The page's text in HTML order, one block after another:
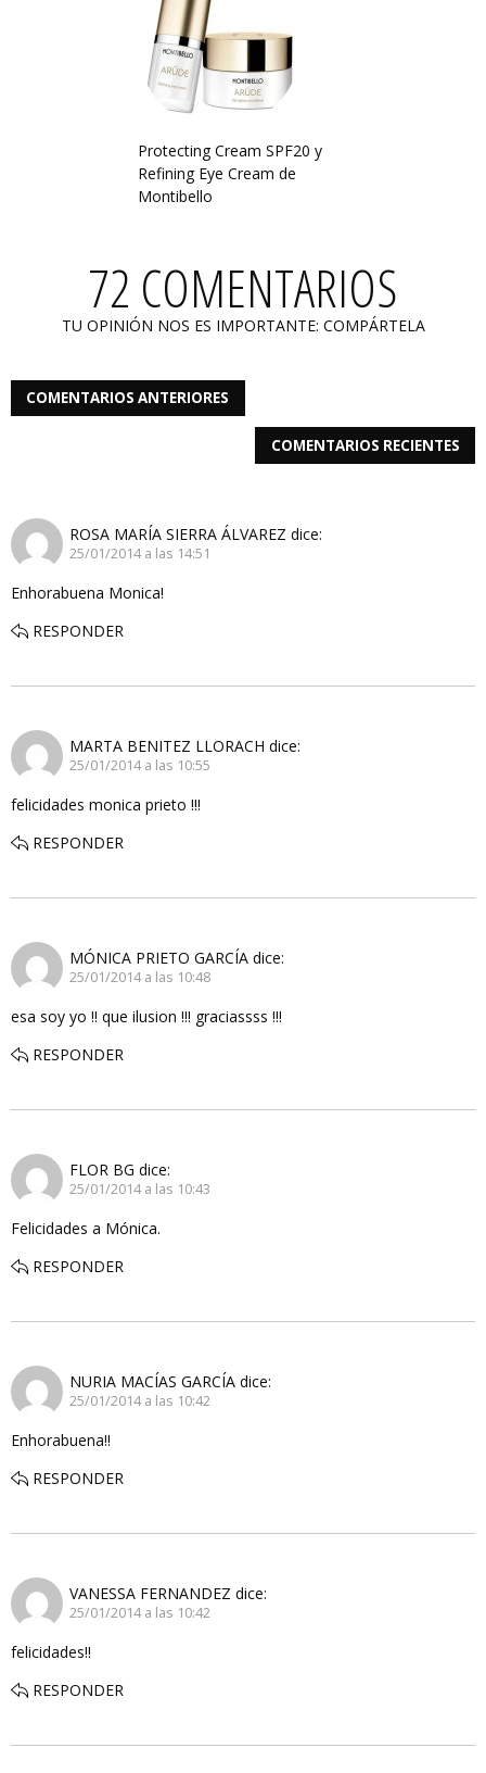
Protecting Cream SPF20 y
Refining Eye Cream de
Montibello
72 COMENTARIOS
TU OPINIÓN NOS ES IMPORTANTE: COMPÁRTELA
COMENTARIOS ANTERIORES
COMENTARIOS RECIENTES
ROSA MARÍA SIERRA ÁLVAREZ dice:
25/01/2014 a las 14:51
Enhorabuena Monica!
RESPONDER
MARTA BENITEZ LLORACH dice:
25/01/2014 a las 10:55
felicidades monica prieto !!!
RESPONDER
MÓNICA PRIETO GARCÍA dice:
25/01/2014 a las 10:48
esa soy yo !! que ilusion !!! graciassss !!!
RESPONDER
FLOR BG dice:
25/01/2014 a las 10:43
Felicidades a Mónica.
RESPONDER
NURIA MACÍAS GARCÍA dice:
25/01/2014 a las 10:42
Enhorabuena!!
RESPONDER
VANESSA FERNANDEZ dice:
25/01/2014 a las 10:42
felicidades!!
RESPONDER